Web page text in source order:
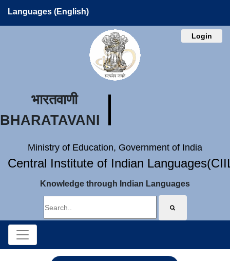
Languages (English)
Login
भारतवाणी
BHARATAVANI
Ministry of Education, Government of India
Central Institute of Indian
Knowledge through Indian Languages